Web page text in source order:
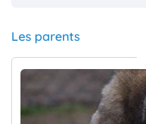
Les parents